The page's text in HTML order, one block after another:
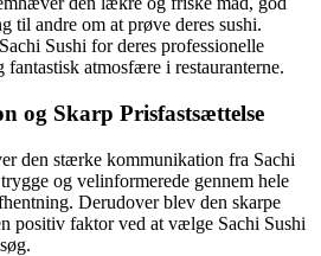
til andre om at prøve deres sushi.
Sushi for deres professionelle
fantastisk atmosfære i restauranterne.
og Skarp Prisfastsættelse
den stærke kommunikation fra Sachi
og velinformerede gennem hele
Derudover blev den skarpe
positiv faktor ved at vælge Sachi Sushi